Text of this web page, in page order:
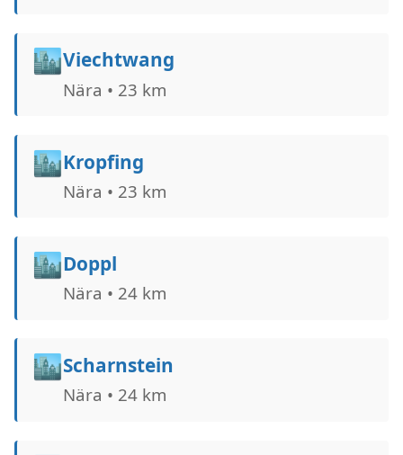
🏙️Viechtwang
Nära • 23 km
🏙️Kropfing
Nära • 23 km
🏙️Doppl
Nära • 24 km
🏙️Scharnstein
Nära • 24 km